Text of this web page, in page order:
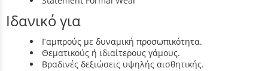
Ιδανικό για
Γαμπρούς με δυναμική προσωπικότητα.
Θεματικούς ή ιδιαίτερους γάμους.
Βραδινές δεξιώσεις υψηλής αισθητικής.